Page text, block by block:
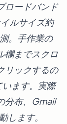
ロードバンド
ルサイズ約
。手作業の
欄までスクロ
リックするの
ます。実際
分布、Gmail
します。